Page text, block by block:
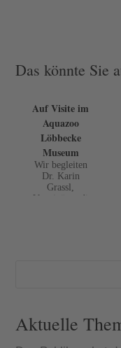
Das könnte Sie
Auf Visite im
Aquazoo
Löbbecke
Museum
Wir begleiten
Dr. Karin
Grassl,
Veterinärmedi
Aktuelle